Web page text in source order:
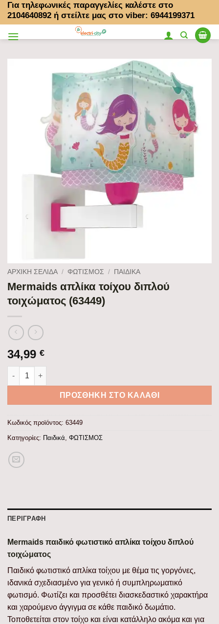
Μετάβαση
στο
Για τηλεφωνικές παραγγελίες καλέστε στο
2104640892 ή στείλτε μας στο viber: 6944199371
ΑΡΧΙΚΉ ΣΕΛΊΔΑ / ΦΩΤΙΣΜΟΣ / ΠΑΙΔΙΚΆ
Mermaids απλίκα τοίχου διπλού
τοιχώματος (63449)
34,99 €
Mermaids απλίκα τοίχου διπλού τοιχώματος (63449) ποσότητα
ΠΡΟΣΘΉΚΗ ΣΤΟ ΚΑΛΆΘΙ
Κωδικός προϊόντος: 63449
Κατηγορίες: Παιδικά ΦΩΤΙΣΜΟΣ
ΠΕΡΙΓΡΑΦΉ
Mermaids παιδικό φωτιστικό απλίκα τοίχου διπλού
τοιχώματος
Παιδικό φωτιστικό απλίκα τοίχου με θέμα τις γοργόνες,
ιδανικά σχεδιασμένο για γενικό ή συμπληρωματικό
φωτισμό. Φωτίζει και προσθέτει διασκεδαστικό χαρακτήρα
και χαρούμενο άγγιγμα σε κάθε παιδικό δωμάτιο.
Τοποθετείται στον τοίχο και είναι κατάλληλο ακόμα και για